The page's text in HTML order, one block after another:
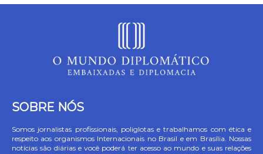
SOBRE NÓS
Somos jornalistas profissionais, poliglotas e trabalhamos com ética e
respeito aos organismos Internacionais no Brasil e em Brasília. Nossas
notícias são diárias e você poderá ter acesso ao mundo e suas relações